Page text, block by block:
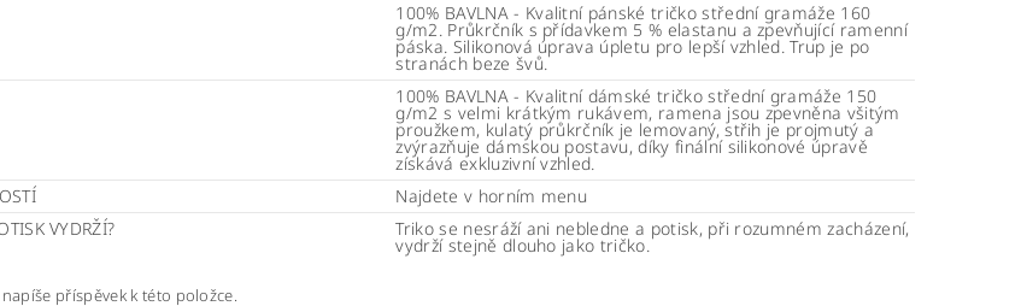
100% BAVLNA - Kvalitní pánské tričko střední gramáže 160
g/m2. Průkrčník s přídavkem 5 % elastanu a zpevňující ramenní
páska. Silikonová úprava úpletu pro lepší vzhled. Trup je po
stranách beze švů.
100% BAVLNA - Kvalitní dámské tričko střední gramáže 150
g/m2 s velmi krátkým rukávem, ramena jsou zpevněna všitým
proužkem, kulatý průkrčník je lemovaný, střih je projmutý a
zvýrazňuje dámskou postavu, díky finální silikonové úpravě
získává exkluzivní vzhled.
Najdete v horním menu
VYDRŽÍ?
Triko se nesráží ani nebledne a potisk, při rozumném zacházení,
vydrží stejně dlouho jako tričko.
příspěvek k této položce.